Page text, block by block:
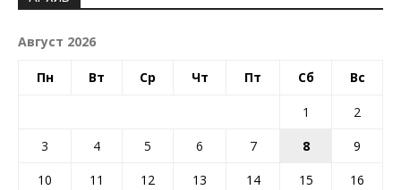
Август 2026
Пн Вт Ср Чт Пт Сб Вс
1
2
3
4 5 6 7 8
9
10
11 12 13 14 15
16